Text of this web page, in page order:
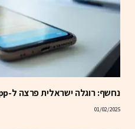
נחשף: רוגלה ישראלית פרצה ל-whatsapp של 100 עיתונאים
01/02/2025